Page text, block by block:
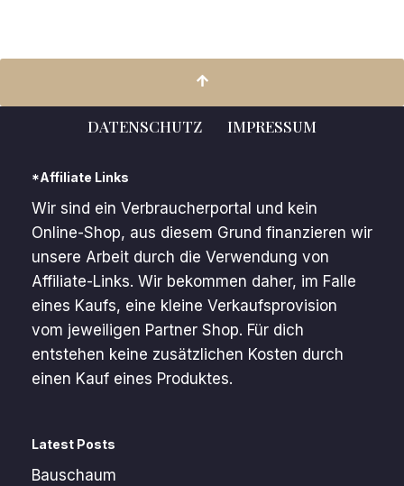
DATENSCHUTZ IMPRESSUM
*Affiliate Links
Wir sind ein Verbraucherportal und kein
Online-Shop, aus diesem Grund finanzieren wir
unsere Arbeit durch die Verwendung von
Affiliate-Links. Wir bekommen daher, im Falle
eines Kaufs, eine kleine Verkaufsprovision
vom jeweiligen Partner Shop. Für dich
entstehen keine zusätzlichen Kosten durch
einen Kauf eines Produktes.
Latest Posts
Bauschaum